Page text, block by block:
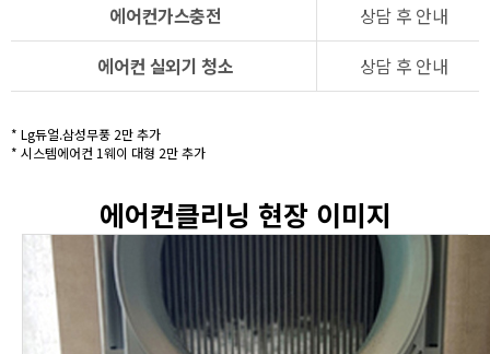
에어컨가스충전
상담 후 안내
에어컨 실외기 청소
상담 후 안내
* Lg듀얼.삼성무풍 2만 추가
* 시스템에어컨 1웨이 대형 2만 추가
에어컨클리닝 현장 이미지